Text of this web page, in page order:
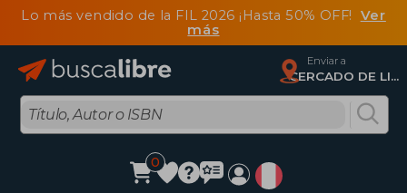
Lo más vendido de la FIL 2026 ¡Hasta 50% OFF! Ver
más
Enviar a
CERCADO DE LIMA, Lima
0